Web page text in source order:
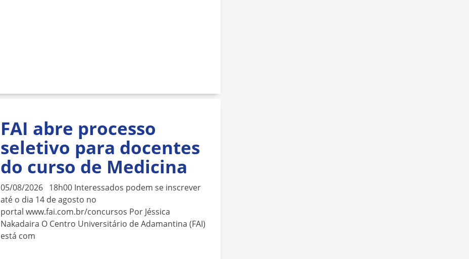
FAI abre processo
seletivo para docentes
do curso de Medicina
05/08/2026 18h00 Interessados podem se inscrever
até o dia 14 de agosto no
portal www.fai.com.br/concursos Por Jéssica
Nakadaira O Centro Universitário de Adamantina (FAI)
está com